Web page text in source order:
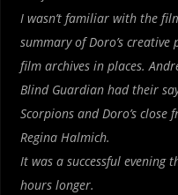
I wasn’t familiar with the
summary of Doro’s creative
film archives in places.
Blind Guardian had their
Scorpions and Doro’s
Regina Halmich.
It was a successful evening
hours longer.